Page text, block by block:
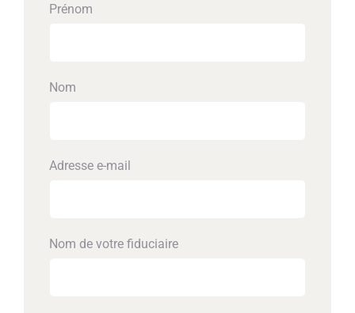
Prénom
Nom
Adresse e-mail
Nom de votre fiduciaire